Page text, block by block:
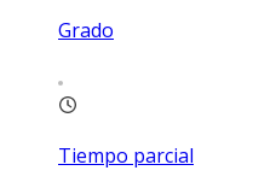
Grado
Tiempo parcial